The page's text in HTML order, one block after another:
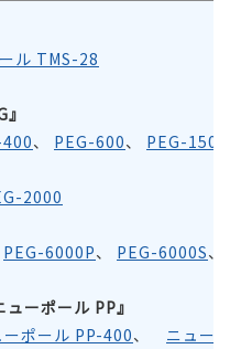
ル TMS-28
、 PEG-600、 PEG-1500
2000
PEG-6000P、 PEG-6000S、
ーポール PP』
ーポール PP-400、 ニュー